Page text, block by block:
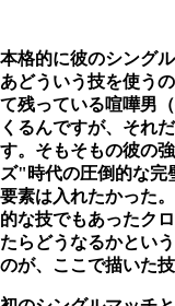
本格的に彼のシング
あどういう技を使う
て残っている喧嘩男
くるんですが、それ
す。そもそもの彼の
ズ"時代の圧倒的な完
要素は入れたかった
的な技でもあったク
たらどうなるかとい
のが、ここで描いた技